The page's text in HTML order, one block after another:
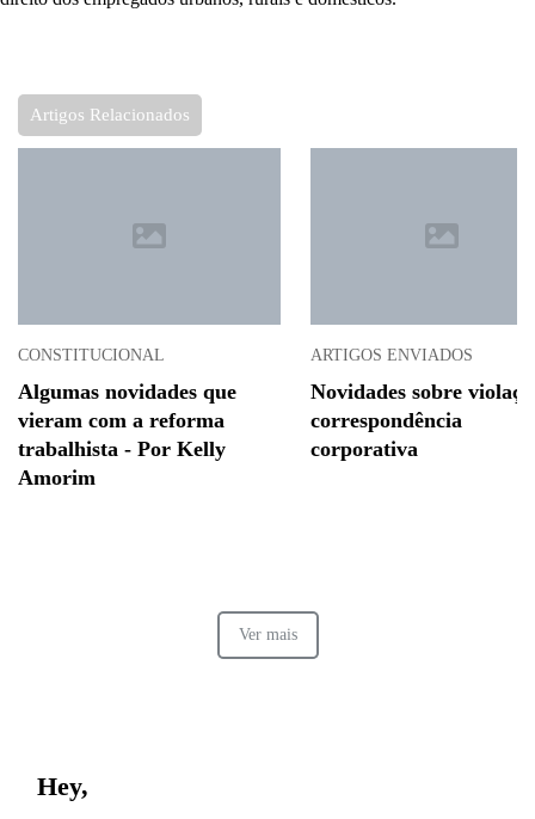
Artigos Relacionados
CONSTITUCIONAL
Algumas novidades que
vieram com a reforma
trabalhista - Por Kelly
Amorim
ARTIGOS ENVIADOS
Novidades sobre
correspondência
corporativa
Ver mais
Hey,